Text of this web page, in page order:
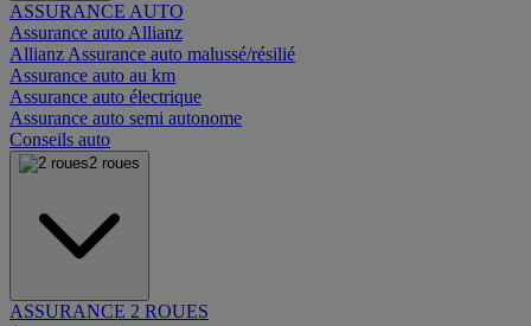
ASSURANCE AUTO
Assurance auto Allianz
Allianz Assurance auto malussé/résilié
Assurance auto au km
Assurance auto électrique
Assurance auto semi autonome
Conseils auto
2 roues
ASSURANCE 2 ROUES